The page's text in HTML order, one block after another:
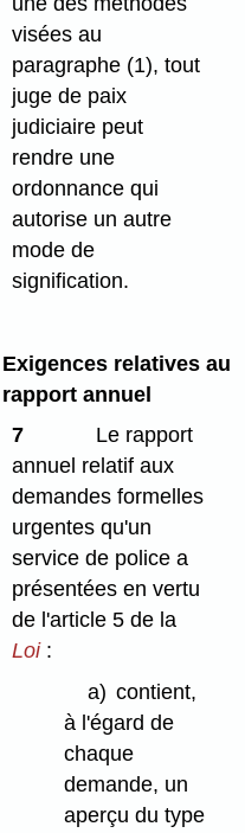
visées au
paragraphe (1), tout
juge de paix
judiciaire peut
rendre une
ordonnance qui
autorise un autre
mode de
signification.
Exigences relatives au
rapport annuel
7
Le rapport
annuel relatif aux
demandes formelles
urgentes qu'un
service de police a
présentées en vertu
de l'article 5 de la
Loi:
a) contient,
à l'égard de
chaque
demande, un
aperçu du type